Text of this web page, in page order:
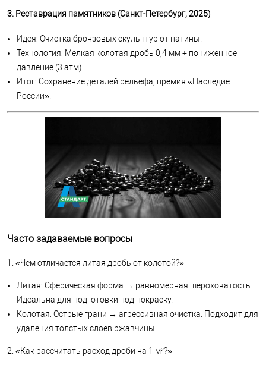
3. Реставрация памятников (Санкт-Петербург, 2025)
Идея: Очистка бронзовых скульптур от патины.
Технология: Мелкая колотая дробь 0,4 мм + пониженное
давление (3 атм).
Итог: Сохранение деталей рельефа, премия «Наследие
России».
Часто задаваемые вопросы
1. «Чем отличается литая дробь от колотой?»
Литая: Сферическая форма → равномерная шероховатость.
Идеальна для подготовки под покраску.
Колотая: Острые грани → агрессивная очистка. Подходит для
удаления толстых слоев ржавчины.
2. «Как рассчитать расход дроби на 1 м²?»